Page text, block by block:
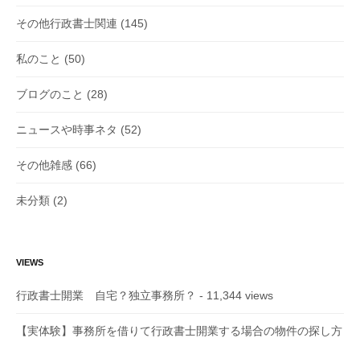
その他行政書士関連 (145)
私のこと (50)
ブログのこと (28)
ニュースや時事ネタ (52)
その他雑感 (66)
未分類 (2)
VIEWS
行政書士開業 自宅？独立事務所？ - 11,344 views
【実体験】事務所を借りて行政書士開業する場合の物件の探し方